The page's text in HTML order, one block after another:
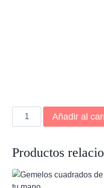
Libreta
testigo
cantidad
Añadir al
Productos